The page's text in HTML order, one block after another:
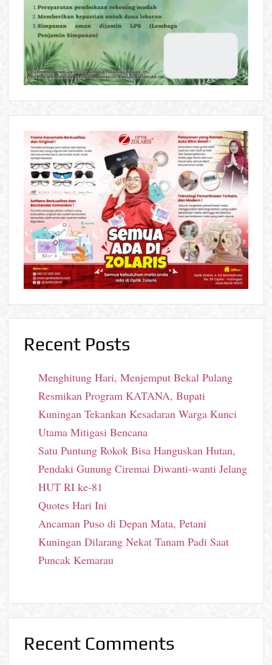
Recent Posts
Menghitung Hari, Menjemput Bekal Pulang
Resmikan Program KATANA, Bupati
Kuningan Tekankan Kesadaran Warga Kunci
Utama Mitigasi Bencana
Satu Puntung Rokok Bisa Hanguskan Hutan,
Pendaki Gunung Ciremai Diwanti-wanti Jelang
HUT RI ke-81
Quotes Hari Ini
Ancaman Puso di Depan Mata, Petani
Kuningan Dilarang Nekat Tanam Padi Saat
Puncak Kemarau
Recent Comments